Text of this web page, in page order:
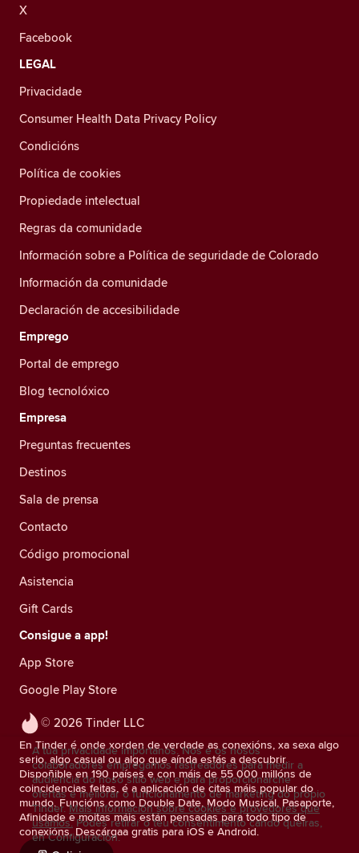
© 2026 Tinder LLC
En Tinder é onde xorden de verdade as conexións, xa sexa algo
serio, algo casual ou algo que aínda estás a descubrir.
Dispoñible en 190 países e con máis de 55 000 millóns de
coincidencias feitas, é a aplicación de citas máis popular do
mundo. Funcións como Double Date, Modo Musical, Pasaporte,
Afinidade e moitas máis están pensadas para todo tipo de
conexións. Descárgaa gratis para iOS e Android.
X
Facebook
LEGAL
Privacidade
Consumer Health Data Privacy Policy
Condicións
Política de cookies
Propiedade intelectual
Regras da comunidade
Información sobre a Política de seguridade de Colorado
Información da comunidade
Declaración de accesibilidade
Emprego
Portal de emprego
Blog tecnolóxico
Empresa
Preguntas frecuentes
Destinos
Sala de prensa
Contacto
Código promocional
Asistencia
Gift Cards
Consigue a app!
App Store
Google Play Store
A túa privacidade impórtanos. Nós e os nosos
colaboradores empregamos rastreadores para medir a
audiencia do noso sitio web e para proporcionarche
ofertas e mellorar o funcionamento de marketing do propio
Tinder. Máis información sobre cookies e provedores que
usamos. Podes retirar o teu consentimento cando queiras,
en Configuración.